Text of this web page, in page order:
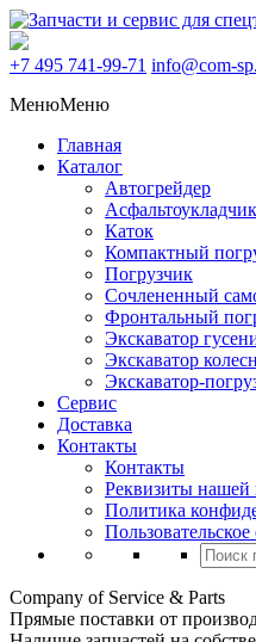
+7 495 741-99-71 info@com-
МенюМеню
Главная
Каталог
Автогрейдер
Асфальтоукладчик
Каток
Компактный
Погрузчик
Сочлененный
Фронтальный
Экскаватор
Экскаватор
Экскаватор-
Сервис
Доставка
Контакты
Контакты
Реквизиты нашей
Политика
Company of Service & Parts
Прямые поставки от